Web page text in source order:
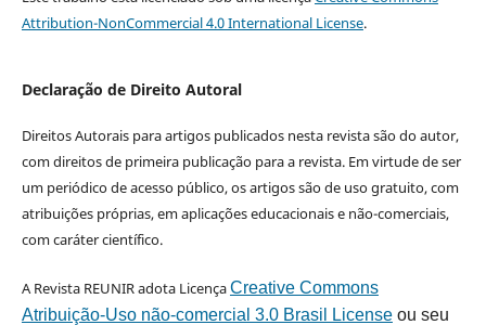
Attribution-NonCommercial 4.0 International License.
Declaração de Direito Autoral
Direitos Autorais para artigos publicados nesta revista são do autor,
com direitos de primeira publicação para a revista. Em virtude de ser
um periódico de acesso público, os artigos são de uso gratuito, com
atribuições próprias, em aplicações educacionais e não-comerciais,
com caráter científico.
A Revista REUNIR adota LicençaCreative Commons
Atribuição-Uso não-comercial 3.0 Brasil Licenseou seu